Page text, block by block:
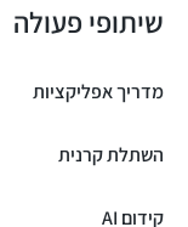
שיתופי פעולה
מדריך אפליקציות
השתלת קרנית
קידום AI